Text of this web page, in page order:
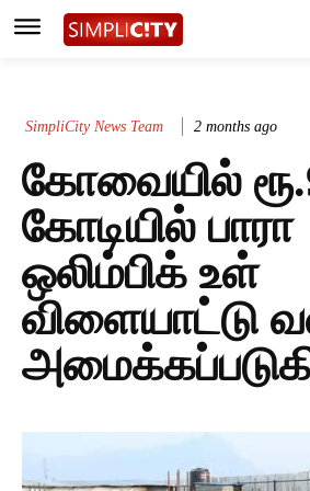
SimpliCity News Team 2 months ago
கோவையில்
கோடியில் பாரா
ஒலிம்பிக் உள்
விளையாட்டு